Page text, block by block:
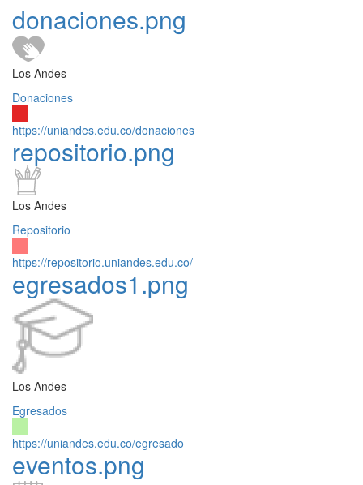
donaciones.png
Los Andes
Donaciones
https://uniandes.edu.co/donaciones
repositorio.png
Los Andes
Repositorio
https://repositorio.uniandes.edu.co/
egresados1.png
Los Andes
Egresados
https://uniandes.edu.co/egresado
eventos.png